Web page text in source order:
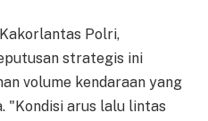
Polri,
strategis ini
volume kendaraan yang
"Kondisi arus lalu lintas